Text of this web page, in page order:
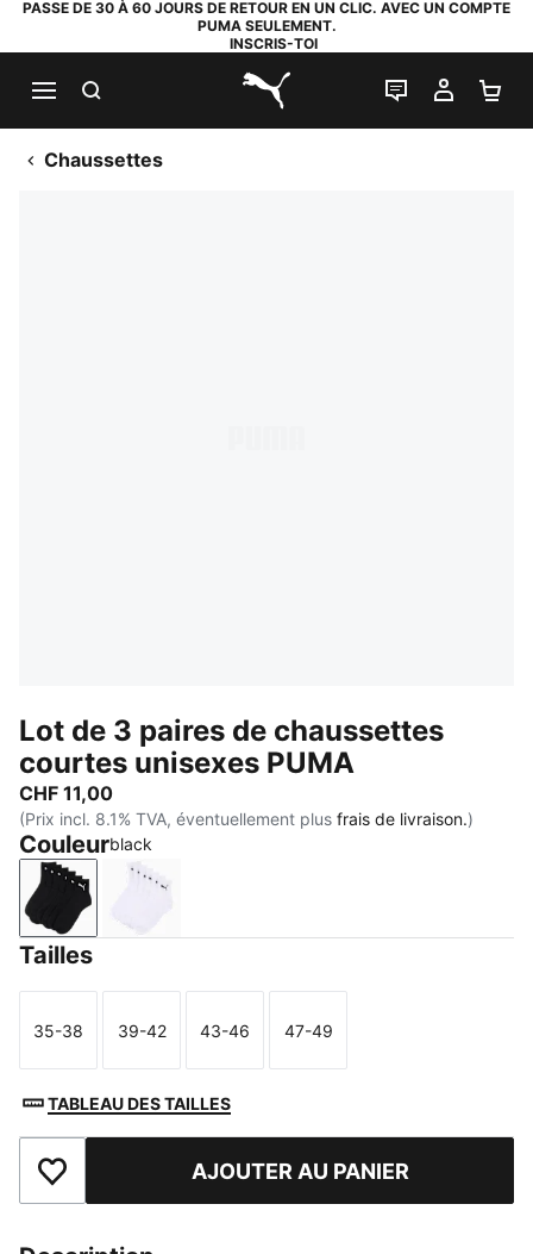
PASSE DE 30 À 60 JOURS DE RETOUR EN UN CLIC. AVEC UN COMPTE
PUMA SEULEMENT.
INSCRIS-TOI
PUMA.com
LIVE CHAT
MON
Chaussettes
Lot de 3 paires de chaussettes
courtes unisexes PUMA
CHF 11,00
(Prix incl. 8.1% TVA, éventuellement plus frais de livraison.)
Couleurblack
black
Tailles
Taille
35-38
Taille
39-42
Taille
43-46
Taille
47-49
TABLEAU DES TAILLES
Ajouter aux favorisAJOUTER AU PANIER